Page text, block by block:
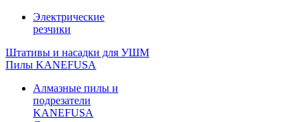
Электрические
резчики
Штативы и насадки для УШМ
Пилы KANEFUSA
Алмазные пилы и
подрезатели
KANEFUSA